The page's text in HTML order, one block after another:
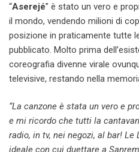
“Aserejé” è stato un vero e
il mondo, vendendo milioni di
posizione in praticamente tutte
pubblicato. Molto prima
coreografia divenne virale
televisive, restando nella
“La canzone è stata un vero e
e mi ricordo che tutti la
radio, in tv, nei negozi, al bar!
ideale con cui duettare a